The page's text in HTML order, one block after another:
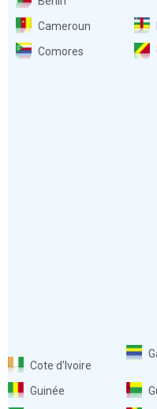
Cameroun
Comores
Cote d'Ivoire
Guinée